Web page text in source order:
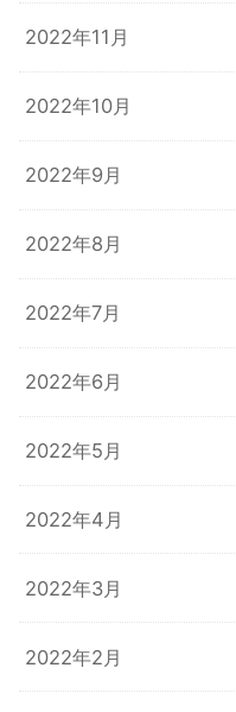
2022年11月
2022年10月
2022年9月
2022年8月
2022年7月
2022年6月
2022年5月
2022年4月
2022年3月
2022年2月